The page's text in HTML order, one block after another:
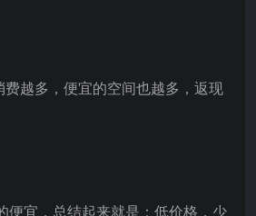
越多，便宜的空间也越多，返现
便宜，总结起来就是：低价格，少